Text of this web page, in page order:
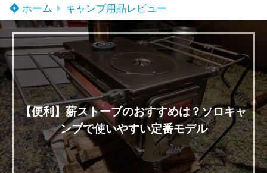
ホーム キャンプ用品レビュー
【便利】薪ストーブのおすすめは？ソロキャ
ンプで使いやすい定番モデル